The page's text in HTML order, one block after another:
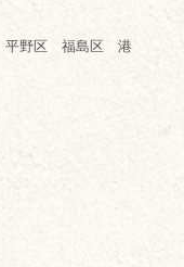
平野区 福島区 港